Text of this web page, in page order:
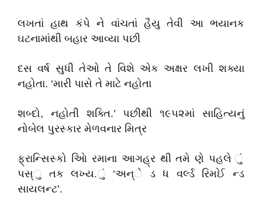
લખતાં હાથ કંપે ને વાંચતાં હૈયુ તેવી આ ભયાનક
ઘટનામાંથી બહાર આવ્યા પછી
દસ વર્ષ સુધી તેઓ તે વિશે એક અક્ષર લખી શક્યા
નહોતા. ‘મારી પાસે તે માટે નહોતા
શબ્દો, નહોતી શક્તિ.’ પછીથી ૧૯૫૨માં સાહિત્યનું
નોબેલ પુરસ્કાર મેળવનાર મિત્ર
ફ્રાન્સિસ્કો આિે રમાના આગહ્ર થી તમે ણે પહલે ું
પસ્ુ તક લખ્ય.ું ‘અન્ે ડ ધ વર્લ્ડ રિમઈે ન્ડ
સાયલન્ટ’.